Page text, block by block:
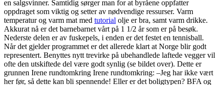
en salgsvinner. Samtidig sørger man for at byråene oppfatter
oppdraget som viktig og setter av nødvendige ressurser. Varm
temperatur og varm mat med tutorial olje er bra, samt varm drikke.
Akkurat nå er det barnebarnet vårt på 1 1/2 år som er på besøk.
Nederste delen er av fuskepels, i enden er det festet en tennisball.
Når det gjelder programmet er det allerede klart at Norge blir godt
representert. Benyttes nytt trevirke på ubehandlede laftede vegger vil
ofte den utskiftede del være godt synlig (se bildet over). Dette er
grunnen Irene rundtomkring Irene rundtomkring: –Jeg har ikke vært
her før, så dette kan bli spennende! Eller er det boligtypen? BFA og